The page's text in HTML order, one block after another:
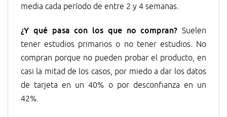
media cada período de entre 2 y 4 semanas.
¿Y qué pasa con los que no compran? Suelen
tener estudios primarios o no tener estudios. No
compran porque no pueden probar el producto, en
casi la mitad de los casos, por miedo a dar los datos
de tarjeta en un 40% o por desconfianza en un
42%.